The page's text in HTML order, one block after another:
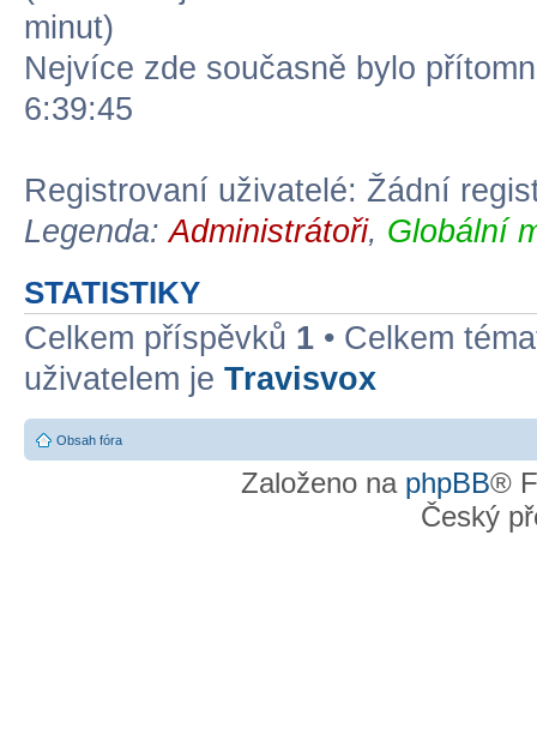
minut)
Nejvíce zde současně bylo
6:39:45
Registrovaní uživatelé: Žádní
Legenda:Administrátoři, Globální
STATISTIKY
Celkem příspěvků 1 • Celkem
uživatelem je Travisvox
Obsah fóra
Založeno na phpBB®
Český